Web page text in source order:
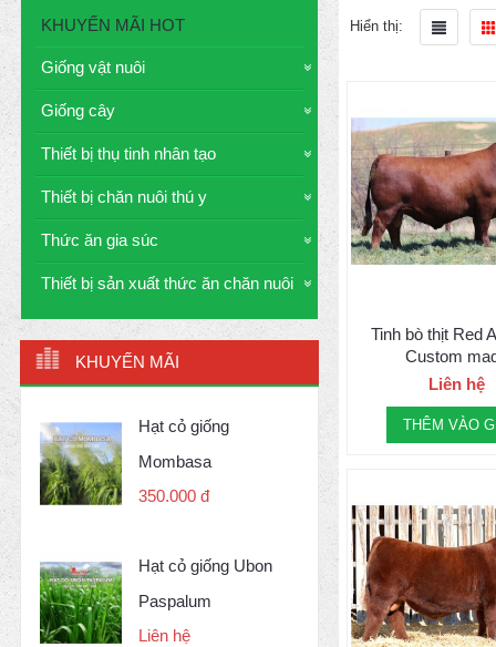
KHUYẾN MÃI HOT
Giống vật nuôi
Giống cây
Thiết bị thụ tinh nhân tạo
Thiết bị chăn nuôi thú y
Thức ăn gia súc
Thiết bị sản xuất thức ăn chăn nuôi
KHUYẾN MÃI
Hạt cỏ giống
Mombasa
350.000 đ
Hạt cỏ giống Ubon
Paspalum
Liên hệ
Hiển thị:
Tinh bò thịt Red
Custom
Liên hệ
THÊM VÀO